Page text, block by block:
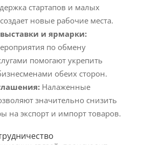
стартапов и малых
новые рабочие места.
и ярмарки:
по обмену
помогают укрепить
обеих сторон.
Налаженные
значительно снизить
на экспорт и импорт товаров.